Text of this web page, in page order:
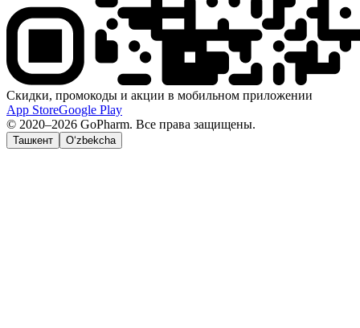
Скидки, промокоды и акции в мобильном приложении
App StoreGoogle Play
© 2020–2026 GoPharm. Все права защищены.
Ташкент O‘zbekcha